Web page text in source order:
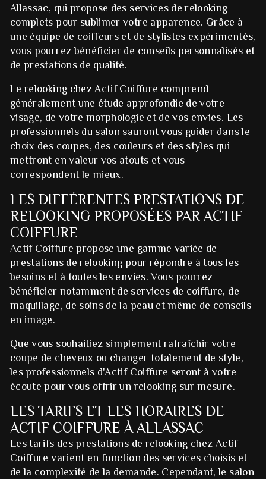
Allassac, qui propose des services de relooking
complets pour sublimer votre apparence. Grâce à
une équipe de coiffeurs et de stylistes expérimentés,
vous pourrez bénéficier de conseils personnalisés et
de prestations de qualité.
Le relooking chez Actif Coiffure comprend
généralement une étude approfondie de votre
visage, de votre morphologie et de vos envies. Les
professionnels du salon sauront vous guider dans le
choix des coupes, des couleurs et des styles qui
mettront en valeur vos atouts et vous
correspondent le mieux.
LES DIFFÉRENTES PRESTATIONS DE
RELOOKING PROPOSÉES PAR ACTIF
COIFFURE
Actif Coiffure propose une gamme variée de
prestations de relooking pour répondre à tous les
besoins et à toutes les envies. Vous pourrez
bénéficier notamment de services de coiffure, de
maquillage, de soins de la peau et même de conseils
en image.
Que vous souhaitiez simplement rafraîchir votre
coupe de cheveux ou changer totalement de style,
les professionnels d'Actif Coiffure seront à votre
écoute pour vous offrir un relooking sur-mesure.
LES TARIFS ET LES HORAIRES DE
ACTIF COIFFURE À ALLASSAC
Les tarifs des prestations de relooking chez Actif
Coiffure varient en fonction des services choisis et
de la complexité de la demande. Cependant, le salon